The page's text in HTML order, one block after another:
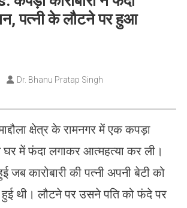
पत्नी के लौटने पर हुआ
Dr. Bhanu Pratap Singh
क्षेत्र के रामनगर में एक कपड़ा
घर में फंदा लगाकर आत्महत्या कर ली।
कारोबारी की पत्नी अपनी बेटी को
थी। लौटने पर उसने पति को फंदे पर